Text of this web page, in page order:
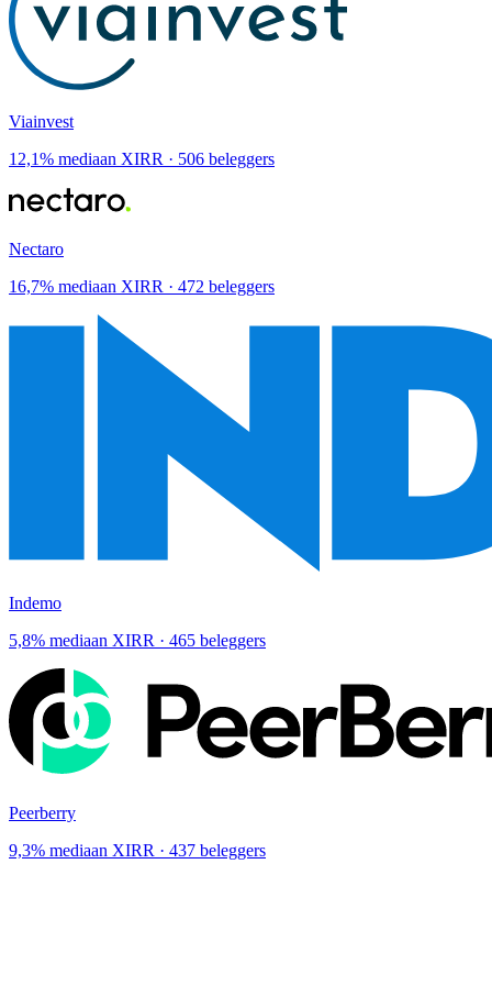
Viainvest
12,1% mediaan XIRR · 506 beleggers
Nectaro
16,7% mediaan XIRR · 472 beleggers
Indemo
5,8% mediaan XIRR · 465 beleggers
Peerberry
9,3% mediaan XIRR · 437 beleggers